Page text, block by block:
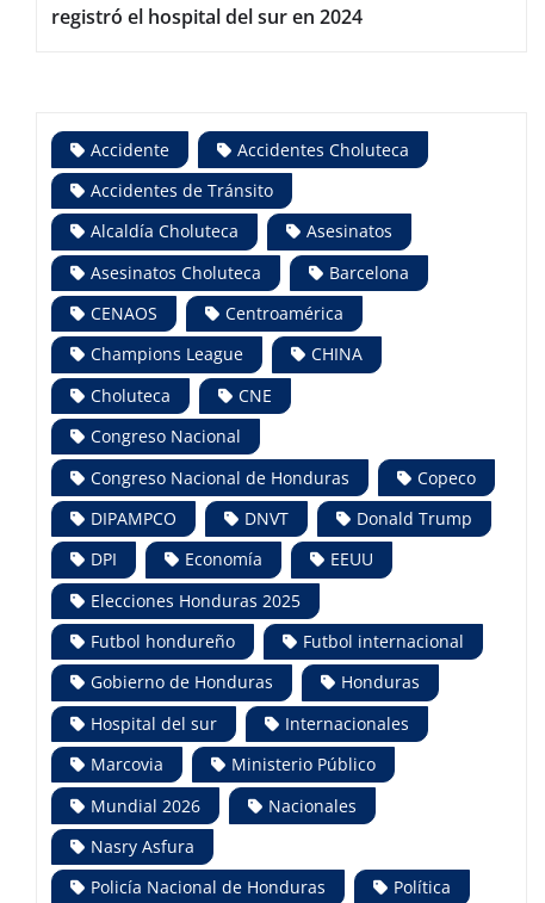
registró el hospital del sur en 2024
Accidente
Accidentes Choluteca
Accidentes de Tránsito
Alcaldía Choluteca
Asesinatos
Asesinatos Choluteca
Barcelona
CENAOS
Centroamérica
Champions League
CHINA
Choluteca
CNE
Congreso Nacional
Congreso Nacional de Honduras
Copeco
DIPAMPCO
DNVT
Donald Trump
DPI
Economía
EEUU
Elecciones Honduras 2025
Futbol hondureño
Futbol internacional
Gobierno de Honduras
Honduras
Hospital del sur
Internacionales
Marcovia
Ministerio Público
Mundial 2026
Nacionales
Nasry Asfura
Policía Nacional de Honduras
Política